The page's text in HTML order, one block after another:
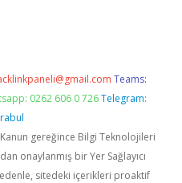
Teams:
0262 606 0 726 Telegram:
Kanun gereğince Bilgi Teknolojileri
onaylanmış bir Yer Sağlayıcı
sitedeki içerikleri proaktif